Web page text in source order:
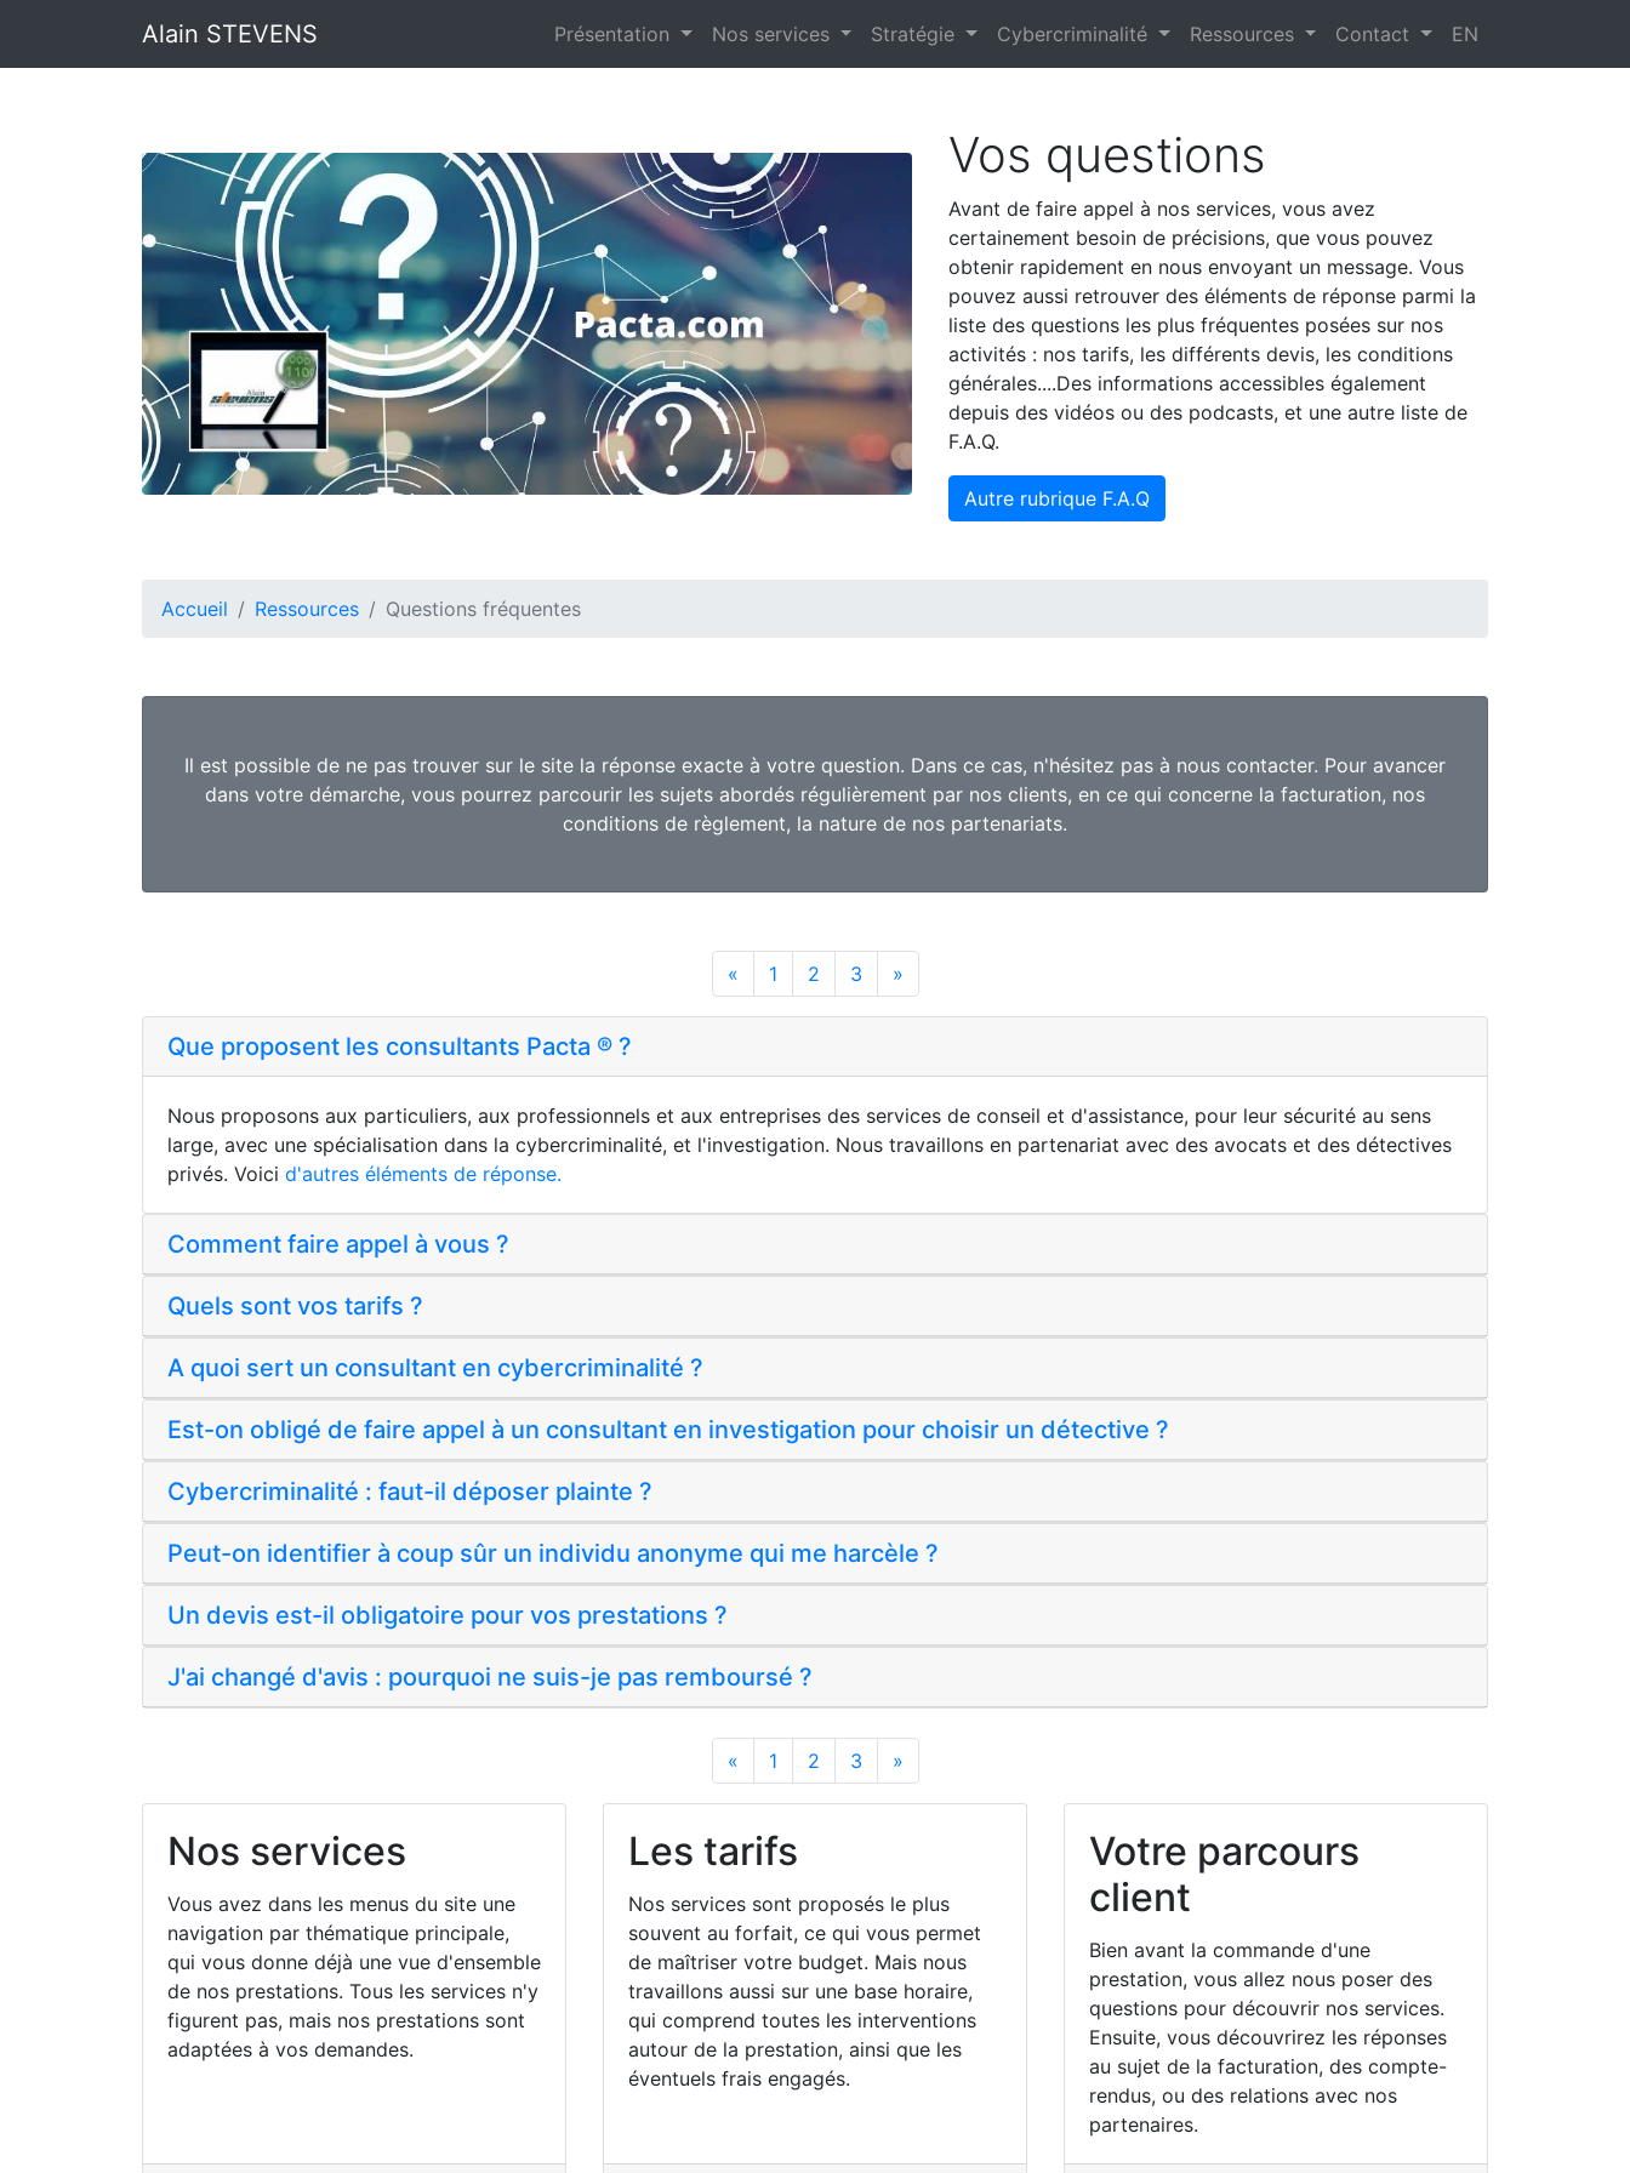
Alain STEVENS Présentation Nos services Stratégie Cybercriminalité Ressources Contact EN
Vos questions
Avant de faire appel à nos services, vous avez
certainement besoin de précisions, que vous pouvez
obtenir rapidement en nous envoyant un message. Vous
pouvez aussi retrouver des éléments de réponse parmi la
liste des questions les plus fréquentes posées sur nos
activités : nos tarifs, les différents devis, les conditions
générales....Des informations accessibles également
depuis des vidéos ou des podcasts, et une autre liste de
F.A.Q.
Autre rubrique F.A.Q
Accueil Ressources Questions fréquentes
Il est possible de ne pas trouver sur le site la réponse exacte à votre question. Dans ce cas, n'hésitez pas à nous contacter. Pour avancer
dans votre démarche, vous pourrez parcourir les sujets abordés régulièrement par nos clients, en ce qui concerne la facturation, nos
conditions de règlement, la nature de nos partenariats.
« Previous
1 2 3 »
Que proposent les consultants Pacta ® ?
Nous proposons aux particuliers, aux professionnels et aux entreprises des services de conseil et d'assistance, pour leur sécurité au sens
large, avec une spécialisation dans la cybercriminalité, et l'investigation. Nous travaillons en partenariat avec des avocats et des détectives
privés. Voici d'autres éléments de réponse.
Comment faire appel à vous ?
Quels sont vos tarifs ?
A quoi sert un consultant en cybercriminalité ?
Est-on obligé de faire appel à un consultant en investigation pour choisir un détective ?
Cybercriminalité : faut-il déposer plainte ?
Peut-on identifier à coup sûr un individu anonyme qui me harcèle ?
Un devis est-il obligatoire pour vos prestations ?
J'ai changé d'avis : pourquoi ne suis-je pas remboursé ?
« Previous
1 2 3 »
Nos services
Vous avez dans les menus du site une
navigation par thématique principale,
qui vous donne déjà une vue d'ensemble
de nos prestations. Tous les services n'y
figurent pas, mais nos prestations sont
adaptées à vos demandes.
Les tarifs
Nos services sont proposés le plus
souvent au forfait, ce qui vous permet
de maîtriser votre budget. Mais nous
travaillons aussi sur une base horaire,
qui comprend toutes les interventions
autour de la prestation, ainsi que les
éventuels frais engagés.
Votre parcours
client
Bien avant la commande d'une
prestation, vous allez nous poser des
questions pour découvrir nos services.
Ensuite, vous découvrirez les réponses
au sujet de la facturation, des compte-
rendus, ou des relations avec nos
partenaires.